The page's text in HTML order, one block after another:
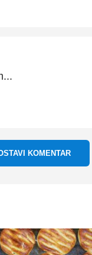
KOMENTAR